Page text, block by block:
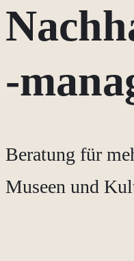
-
Beratung für
Museen und